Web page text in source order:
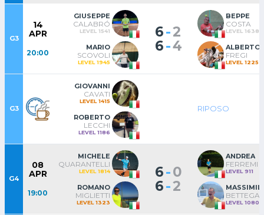
G3
14
APR
20:00
GIUSEPPE
CALABRÓ
LEVEL 1541
MARIO
SCOVOLI
LEVEL 1945
6-2
6-4
BEPPE
COSTA
LEVEL 1638
ALBERTO
FREGI
LEVEL 1225
G3
GIOVANNI
CAVATI
LEVEL 1415
ROBERTO
LECCHI
LEVEL 1186
RIPOSO
G4
08
APR
19:00
MICHELE
QUARANTELLI
LEVEL 1814
ROMANO
MIGLIETTI
LEVEL 1323
6-0
6-2
ANDREA
FERREMI
LEVEL 911
LEVEL 1080